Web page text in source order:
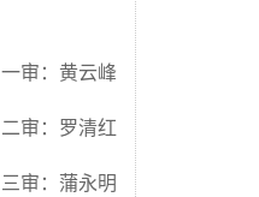
一审：黄云峰
二审：罗清红
三审：蒲永明